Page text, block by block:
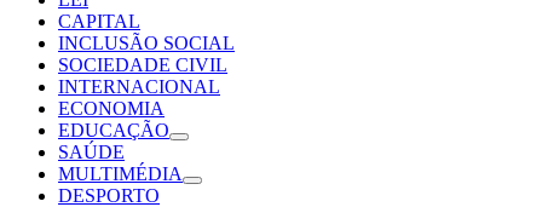
CAPITAL
INCLUSÃO SOCIAL
SOCIEDADE CIVIL
INTERNACIONAL
ECONOMIA
EDUCAÇÃO
SAÚDE
MULTIMÉDIA
DESPORTO